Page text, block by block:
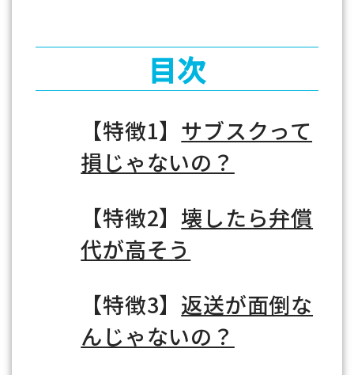
目次
【特徴1】 サブスクって
損じゃないの？
【特徴2】 壊したら弁償
代が高そう
【特徴3】 返送が面倒な
んじゃないの？